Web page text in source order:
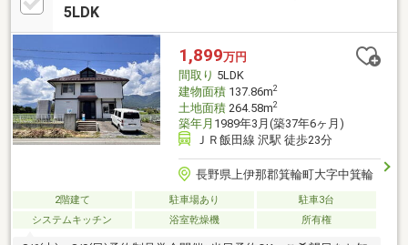
税が適用されます。・雨漏り、構造上主要な部分の欠陥や・腐
5LDK
1,899万円
間取り 5LDK
建物面積137.86m2
土地面積264.58m2
築年月 1989年3月(築37年6ヶ月)
ＪＲ飯田線 沢駅 徒歩23分
長野県上伊那郡箕輪町大字中箕輪
2階建て 駐車場あり
駐車3台
システムキッチン
浴室乾燥機 所有権